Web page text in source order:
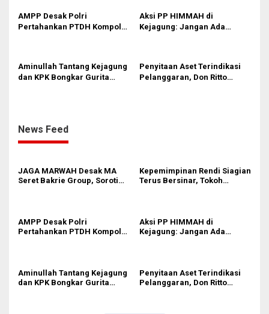
AMPP Desak Polri
Pertahankan PTDH Kompol
Aksi PP HIMMAH di
Kejagung: Jangan Ada
Aminullah Tantang Kejagung
dan KPK Bongkar Gurita
Penyitaan Aset Terindikasi
Pelanggaran, Don Ritto
News Feed
JAGA MARWAH Desak MA
Seret Bakrie Group, Soroti
Kepemimpinan Rendi Siagian
Terus Bersinar, Tokoh
AMPP Desak Polri
Pertahankan PTDH Kompol
Aksi PP HIMMAH di
Kejagung: Jangan Ada
Aminullah Tantang Kejagung
dan KPK Bongkar Gurita
Penyitaan Aset Terindikasi
Pelanggaran, Don Ritto